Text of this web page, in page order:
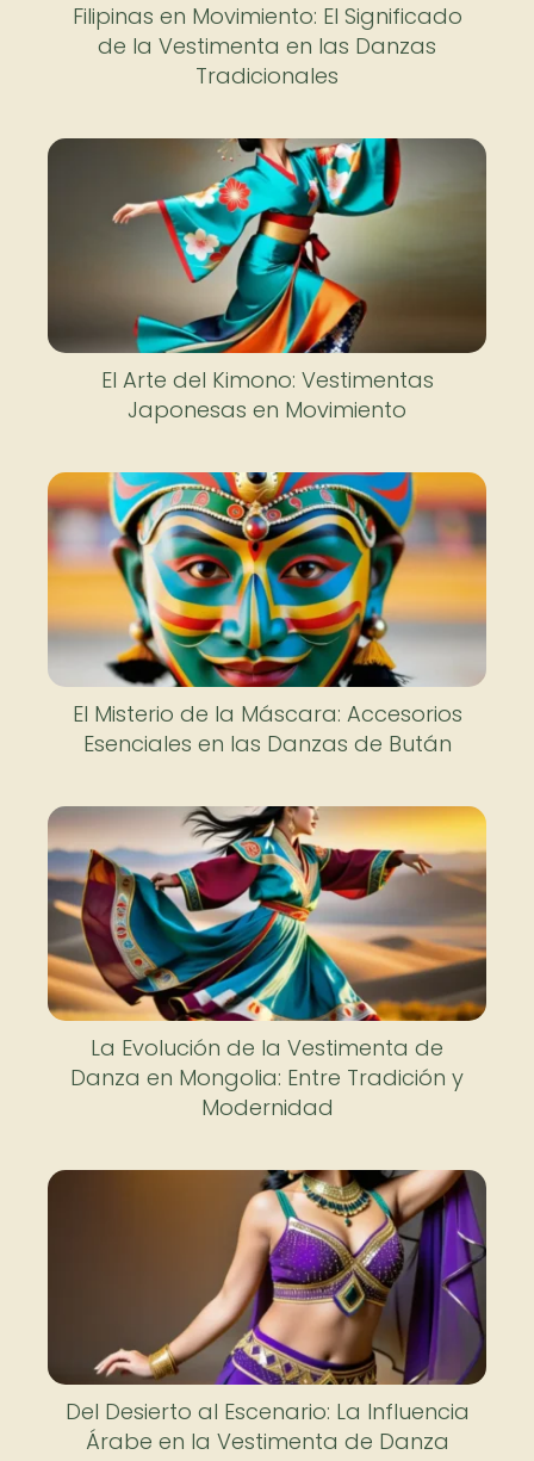
Filipinas en Movimiento: El Significado
de la Vestimenta en las Danzas
Tradicionales
El Arte del Kimono: Vestimentas
Japonesas en Movimiento
El Misterio de la Máscara: Accesorios
Esenciales en las Danzas de Bután
La Evolución de la Vestimenta de
Danza en Mongolia: Entre Tradición y
Modernidad
Del Desierto al Escenario: La Influencia
Árabe en la Vestimenta de Danza